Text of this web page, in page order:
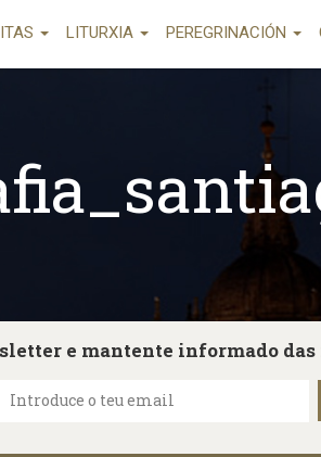
LITURXIA PEREGRINACIÓN
e mantente informado
Introduce o teu email